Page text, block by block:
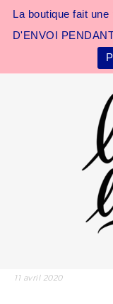
La boutique fait
D'ENVOI
11 avril 2020